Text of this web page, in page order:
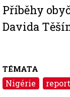
Příběhy
Davida
TÉMATA
Nigérie